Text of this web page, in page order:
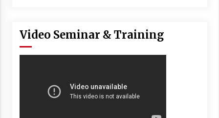
Video Seminar & Training